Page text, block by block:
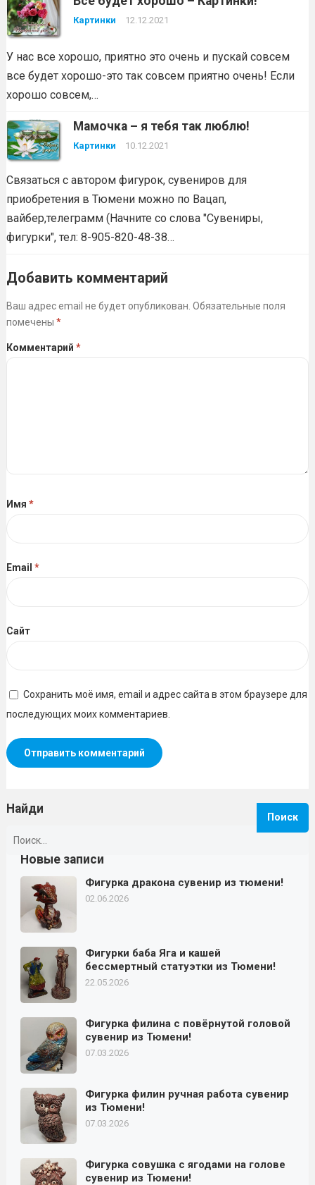
Картинки 12.12.2021
У нас все хорошо, приятно это очень и пускай совсем
все будет хорошо-это так совсем приятно очень! Если
хорошо совсем,…
Мамочка – я тебя так люблю!
Картинки 10.12.2021
Связаться с автором фигурок, сувениров для
приобретения в Тюмени можно по Вацап,
вайбер,телеграмм (Начните со слова "Сувениры,
фигурки", тел: 8-905-820-48-38…
Добавить комментарий
Ваш адрес email не будет опубликован. Обязательные поля
помечены *
Комментарий *
Имя *
Email *
Сайт
Сохранить моё имя, email и адрес сайта в этом браузере для
последующих моих комментариев.
Найди
Новые записи
Фигурка дракона сувенир из тюмени!
02.06.2026
Фигурки баба Яга и кашей
бессмертный статуэтки из Тюмени!
22.05.2026
Фигурка филина с повёрнутой головой
сувенир из Тюмени!
07.03.2026
Фигурка филин ручная работа сувенир
из Тюмени!
07.03.2026
Фигурка совушка с ягодами на голове
сувенир из Тюмени!